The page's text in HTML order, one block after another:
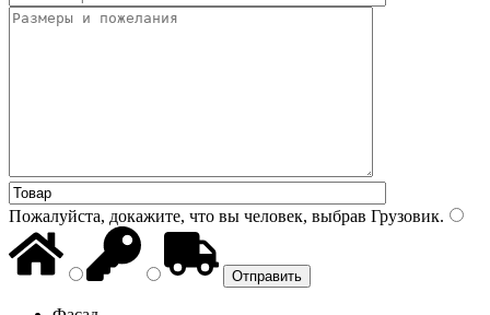
Пожалуйста, докажите, что вы человек, выбрав Грузовик.